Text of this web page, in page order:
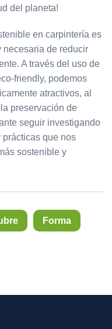
del planeta!
en carpintería es
necesaria de reducir
A través del uso de
friendly, podemos
atractivos, al
preservación de
seguir investigando
que nos
sostenible y
Forma